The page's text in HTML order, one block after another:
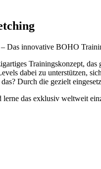
Das innovative BOHO
Trainingskonzept,
dabei zu unterstützen,
Durch die gezielt
das exklusiv weltweit